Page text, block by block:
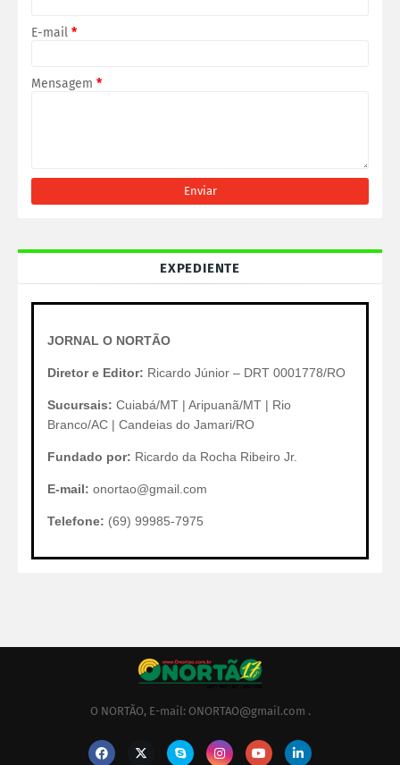
E-mail *
Mensagem *
EXPEDIENTE
JORNAL O NORTÃO
Diretor e Editor: Ricardo Júnior – DRT 0001778/RO
Sucursais: Cuiabá/MT | Aripuanã/MT | Rio
Branco/AC | Candeias do Jamari/RO
Fundado por: Ricardo da Rocha Ribeiro Jr.
E-mail: onortao@gmail.com
Telefone: (69) 99985-7975
O NORTÃO, E-mail: ONORTAO@gmail.com .